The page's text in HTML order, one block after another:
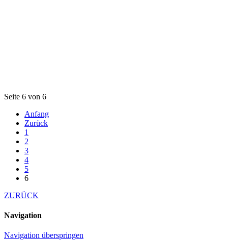
Seite 6 von 6
Anfang
Zurück
1
2
3
4
5
6
ZURÜCK
Navigation
Navigation überspringen